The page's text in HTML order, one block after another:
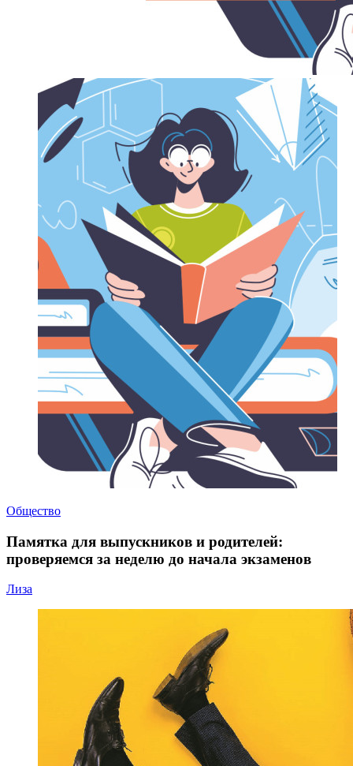
Общество
Памятка для выпускников и родителей:
проверяемся за неделю до начала экзаменов
Лиза